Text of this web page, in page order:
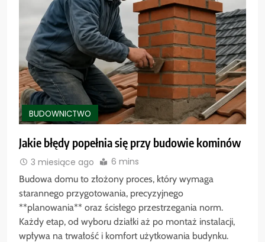
BUDOWNICTWO
Jakie błędy popełnia się przy budowie kominów
3 miesiące ago 6 mins
Budowa domu to złożony proces, który wymaga
starannego przygotowania, precyzyjnego
**planowania** oraz ścisłego przestrzegania norm.
Każdy etap, od wyboru działki aż po montaż instalacji,
wpływa na trwałość i komfort użytkowania budynku.